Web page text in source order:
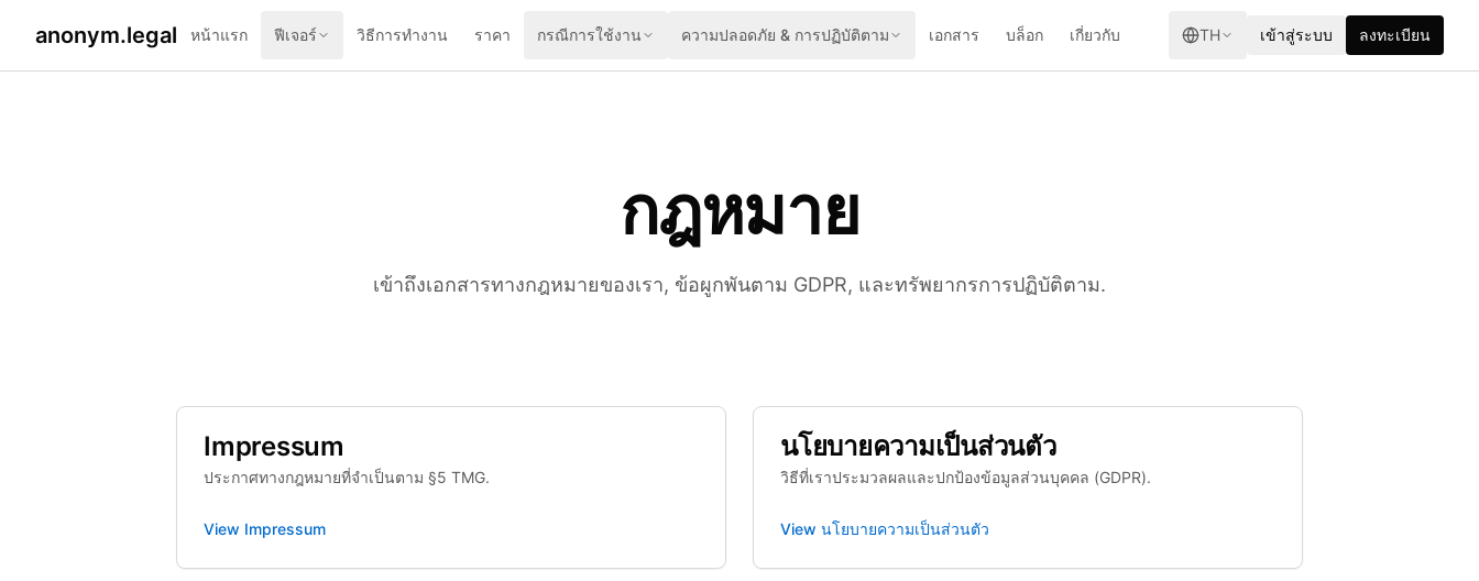
anonym.legal หน้าแรก ฟีเจอร์ วิธีการทำงาน ราคา กรณีการใช้งาน ความปลอดภัย & การปฏิบัติตาม เอกสาร บล็อก เกี่ยวกับ TH เข้าสู่ระบบ ลงทะเบียน
กฎหมาย
เข้าถึงเอกสารทางกฎหมายของเรา, ข้อผูกพันตาม GDPR, และทรัพยากรการปฏิบัติตาม.
Impressum
ประกาศทางกฎหมายที่จำเป็นตาม §5 TMG.
View Impressum
นโยบายความเป็นส่วนตัว
วิธีที่เราประมวลผลและปกป้องข้อมูลส่วนบุคคล (GDPR).
View นโยบายความเป็นส่วนตัว